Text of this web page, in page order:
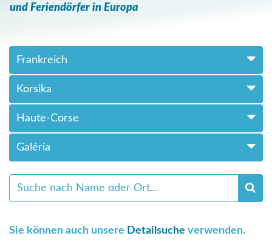
und Feriendörfer in Europa
Frankreich
Korsika
Haute-Corse
Galéria
Sie können auch unsere Detailsuche verwenden.